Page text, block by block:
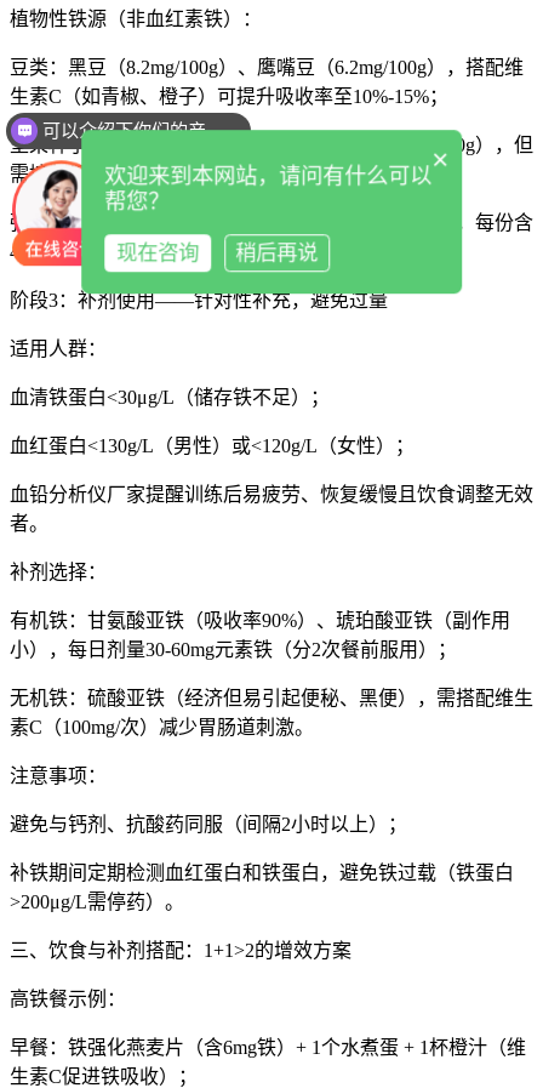
植物性铁源（非血红素铁）：
豆类：黑豆（8.2mg/100g）、鹰嘴豆（6.2mg/100g），搭配维
生素C（如青椒、橙子）可提升吸收率至10%-15%；
坚果种子：南瓜子（8.8mg/100g）、芝麻（14.8mg/100g），但
需控制量（脂肪含量高）。
强化铁食物：选择铁强化面粉、早餐谷物（如燕麦片，每份含
4-6mg铁）。
阶段3：补剂使用——针对性补充，避免过量
适用人群：
血清铁蛋白<30μg/L（储存铁不足）；
血红蛋白<130g/L（男性）或<120g/L（女性）；
血铅分析仪厂家提醒训练后易疲劳、恢复缓慢且饮食调整无效
者。
补剂选择：
有机铁：甘氨酸亚铁（吸收率90%）、琥珀酸亚铁（副作用
小），每日剂量30-60mg元素铁（分2次餐前服用）；
无机铁：硫酸亚铁（经济但易引起便秘、黑便），需搭配维生
素C（100mg/次）减少胃肠道刺激。
注意事项：
避免与钙剂、抗酸药同服（间隔2小时以上）；
补铁期间定期检测血红蛋白和铁蛋白，避免铁过载（铁蛋白
>200μg/L需停药）。
三、饮食与补剂搭配：1+1>2的增效方案
高铁餐示例：
早餐：铁强化燕麦片（含6mg铁）+ 1个水煮蛋 + 1杯橙汁（维
生素C促进铁吸收）；
可以介绍下你们的产品么
你们是怎么收费的呢
×
欢迎来到本网站，请问有什么可以
帮您？
现在咨询 稍后再说